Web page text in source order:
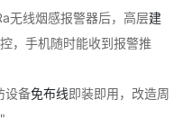
无线烟感报警器后，高层建
，手机随时能收到报警推
设备免布线即装即用，改造周